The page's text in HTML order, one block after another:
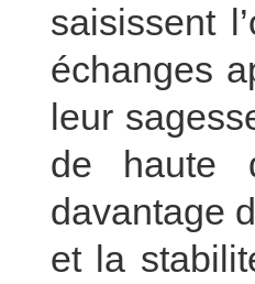
saisissent
échanges
leur
de haute
davantage
et la